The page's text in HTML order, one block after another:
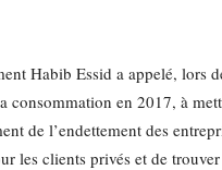
Habib Essid a appelé, lors
consommation en 2017, à
de l’endettement des
les clients privés et de